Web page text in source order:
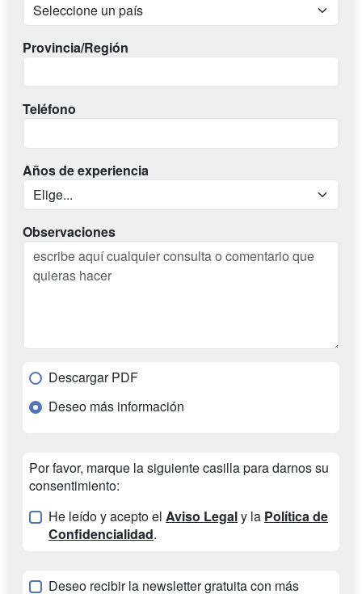
Provincia/Región
Teléfono
Años de experiencia
Observaciones
Descargar PDF
Deseo más información
Por favor, marque la siguiente casilla para darnos su
consentimiento:
He leído y acepto el Aviso Legaly la Política de
Confidencialidad.
Deseo recibir la newsletter gratuita con más